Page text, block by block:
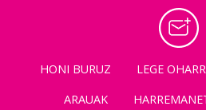
HONI BURUZ LEGE
ARAUAK